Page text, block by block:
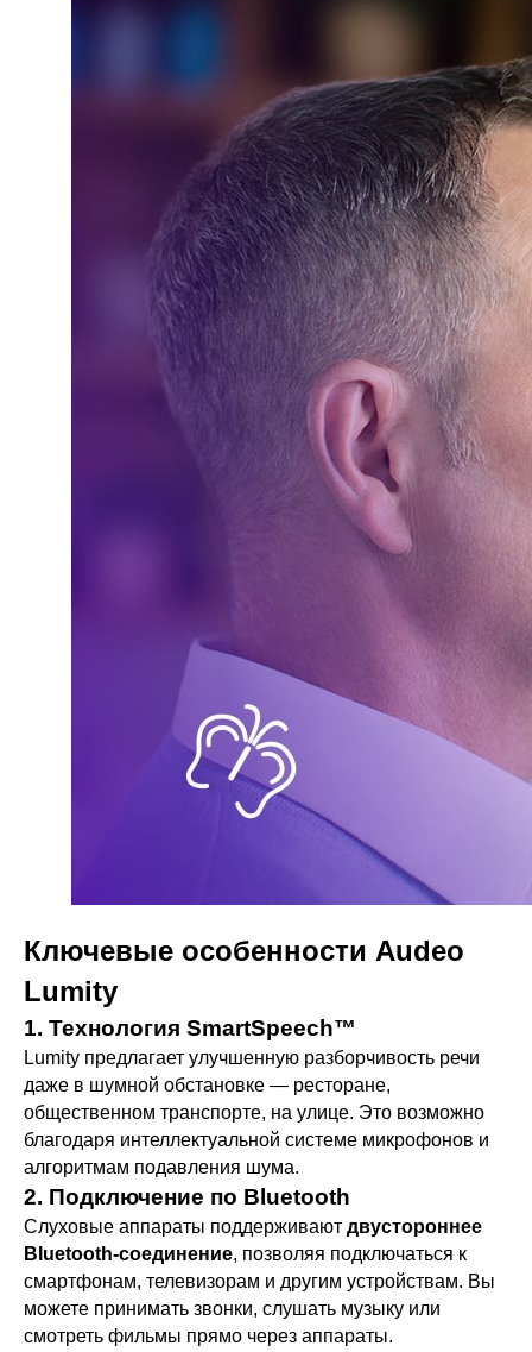
Ключевые особенности Audeo
Lumity
1. Технология SmartSpeech™
Lumity предлагает улучшенную разборчивость речи
даже в шумной обстановке — ресторане,
общественном транспорте, на улице. Это возможно
благодаря интеллектуальной системе микрофонов и
алгоритмам подавления шума.
2. Подключение по Bluetooth
Слуховые аппараты поддерживают двустороннее
Bluetooth-соединение, позволяя подключаться к
смартфонам, телевизорам и другим устройствам. Вы
можете принимать звонки, слушать музыку или
смотреть фильмы прямо через аппараты.